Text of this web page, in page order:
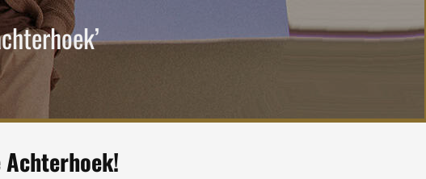
Achterhoek!